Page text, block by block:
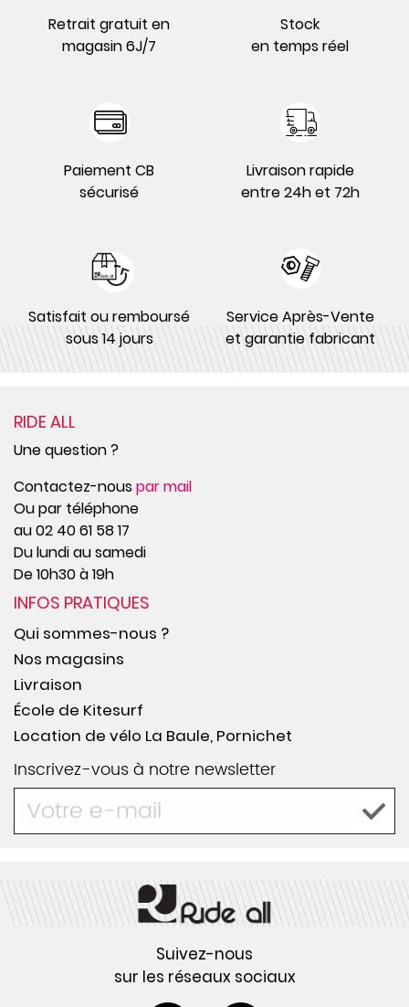
Retrait gratuit en
magasin 6J/7
Stock
en temps réel
Paiement CB
sécurisé
Livraison rapide
entre 24h et 72h
Satisfait ou remboursé
sous 14 jours
Service Après-Vente
et garantie fabricant
RIDE ALL
Une question ?
Contactez-nouspar mail
Ou par téléphone
au 02 40 61 58 17
Du lundi au samedi
De 10h30 à 19h
INFOS PRATIQUES
Qui sommes-nous ?
Nos magasins
Livraison
École de Kitesurf
Location de vélo La Baule, Pornichet
Inscrivez-vous à notre newsletter
Suivez-nous
sur les réseaux sociaux